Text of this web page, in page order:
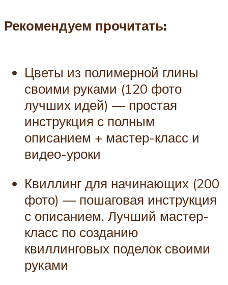
Рекомендуем прочитать:
Цветы из полимерной глины
своими руками (120 фото
лучших идей) — простая
инструкция с полным
описанием + мастер-класс и
видео-уроки
Квиллинг для начинающих (200
фото) — пошаговая инструкция
с описанием. Лучший мастер-
класс по созданию
квиллинговых поделок своими
руками